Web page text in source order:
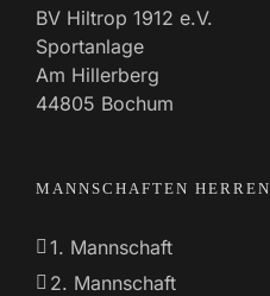
BV Hiltrop 1912 e.V.
Sportanlage
Am Hillerberg
44805 Bochum
MANNSCHAFTEN HERREN
1. Mannschaft
2. Mannschaft